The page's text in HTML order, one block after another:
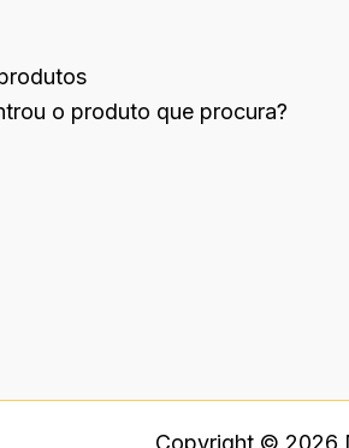
o produto que procura?
Copyright © 2026